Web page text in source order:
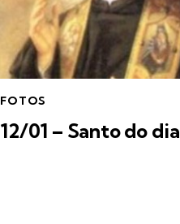
FOTOS
12/01 – Santo do dia